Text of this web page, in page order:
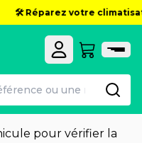
🛠️ Réparez votre
pour vérifier la